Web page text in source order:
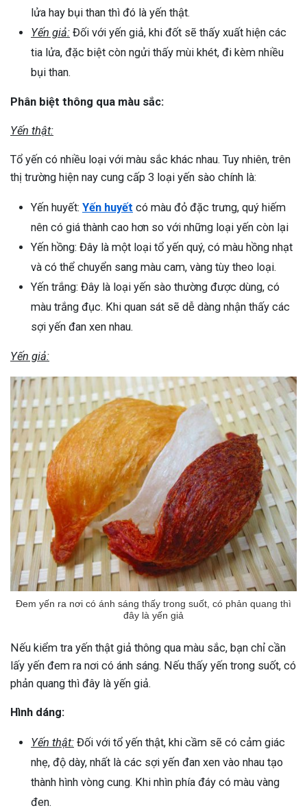
lửa hay bụi than thì đó là yến thật.
Yến giả: Đối với yến giả, khi đốt sẽ thấy xuất hiện các
tia lửa, đặc biệt còn ngửi thấy mùi khét, đi kèm nhiều
bụi than.
Phân biệt thông qua màu sắc:
Yến thật:
Tổ yến có nhiều loại với màu sắc khác nhau. Tuy nhiên, trên
thị trường hiện nay cung cấp 3 loại yến sào chính là:
Yến huyết: Yến huyết có màu đỏ đặc trưng, quý hiếm
nên có giá thành cao hơn so với những loại yến còn lại
Yến hồng: Đây là một loại tổ yến quý, có màu hồng nhạt
và có thể chuyển sang màu cam, vàng tùy theo loại.
Yến trắng: Đây là loại yến sào thường được dùng, có
màu trắng đục. Khi quan sát sẽ dễ dàng nhận thấy các
sợi yến đan xen nhau.
Yến giả:
Đem yến ra nơi có ánh sáng thấy trong suốt, có phản quang thì
đây là yến giả
Nếu kiểm tra yến thật giả thông qua màu sắc, bạn chỉ cần
lấy yến đem ra nơi có ánh sáng. Nếu thấy yến trong suốt, có
phản quang thì đây là yến giả.
Hình dáng:
Yến thật: Đối với tổ yến thật, khi cầm sẽ có cảm giác
nhẹ, độ dày, nhất là các sợi yến đan xen vào nhau tạo
thành hình vòng cung. Khi nhìn phía đáy có màu vàng
đen.